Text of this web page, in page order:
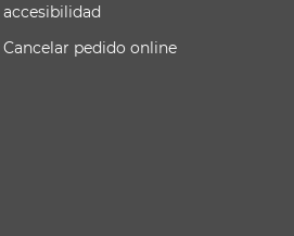
accesibilidad
Cancelar pedido online